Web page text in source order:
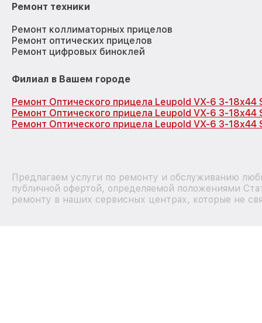
Ремонт техники
Ремонт коллиматорных прицелов
Ремонт оптических прицелов
Ремонт цифровых биноклей
Филиал в Вашем городе
Ремонт Оптического прицела Leupold VX-6 3-18x44
Ремонт Оптического прицела Leupold VX-6 3-18x44
Ремонт Оптического прицела Leupold VX-6 3-18x44
Предлагаем услуги по ремонту и обслуживанию
публичной офертой, определяемой положениями
ремонту в наших сервисных центрах, которые не